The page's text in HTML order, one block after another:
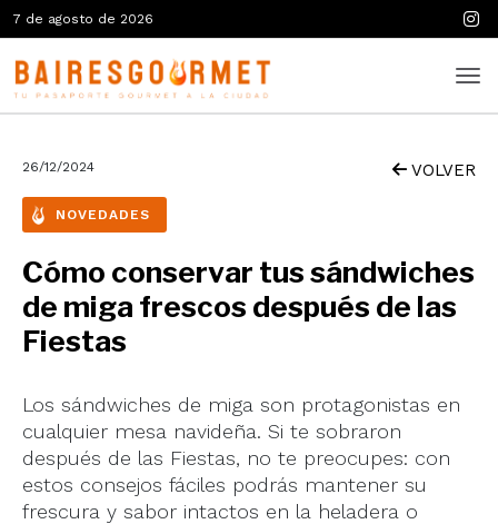
7 de agosto de 2026
26/12/2024 VOLVER
NOVEDADES
Cómo conservar tus sándwiches
de miga frescos después de las
Fiestas
Los sándwiches de miga son protagonistas en
cualquier mesa navideña. Si te sobraron
después de las Fiestas, no te preocupes: con
estos consejos fáciles podrás mantener su
frescura y sabor intactos en la heladera o